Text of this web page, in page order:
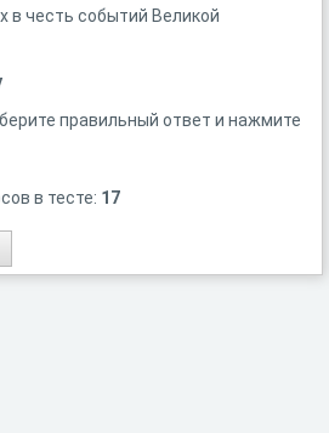
в честь событий Великой
правильный ответ и нажмите
в тесте: 17